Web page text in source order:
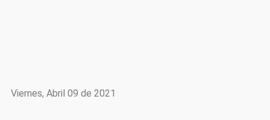
Viernes, Abril 09 de 2021